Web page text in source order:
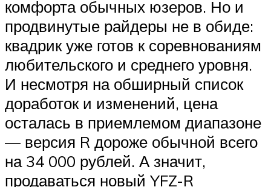
комфорта обычных юзеров. Но и
продвинутые райдеры не в обиде:
квадрик уже готов к соревнованиям
любительского и среднего уровня.
И несмотря на обширный список
доработок и изменений, цена
осталась в приемлемом диапазоне
— версия R дороже обычной всего
на 34 000 рублей. А значит,
продаваться новый YFZ-R